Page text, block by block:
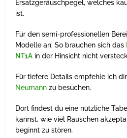
Ersatzgeräuschpegel, welches
ist.
Für den semi-professionellen
Modelle an. So brauchen sich das
NT1A in der Hinsicht nicht
Für tiefere Details empfehle ich
Neumann zu besuchen.
Dort findest du eine nützliche
kannst, wie viel Rauschen
beginnt zu stören.